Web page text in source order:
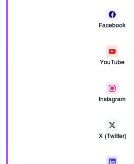
Facebook
YouTube
Instagram
X (Twitter)